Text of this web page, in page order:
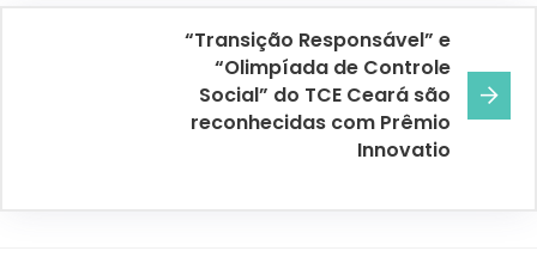
“Transição Responsável” e
“Olimpíada de Controle
Social” do TCE Ceará são
reconhecidas com Prêmio
Innovatio